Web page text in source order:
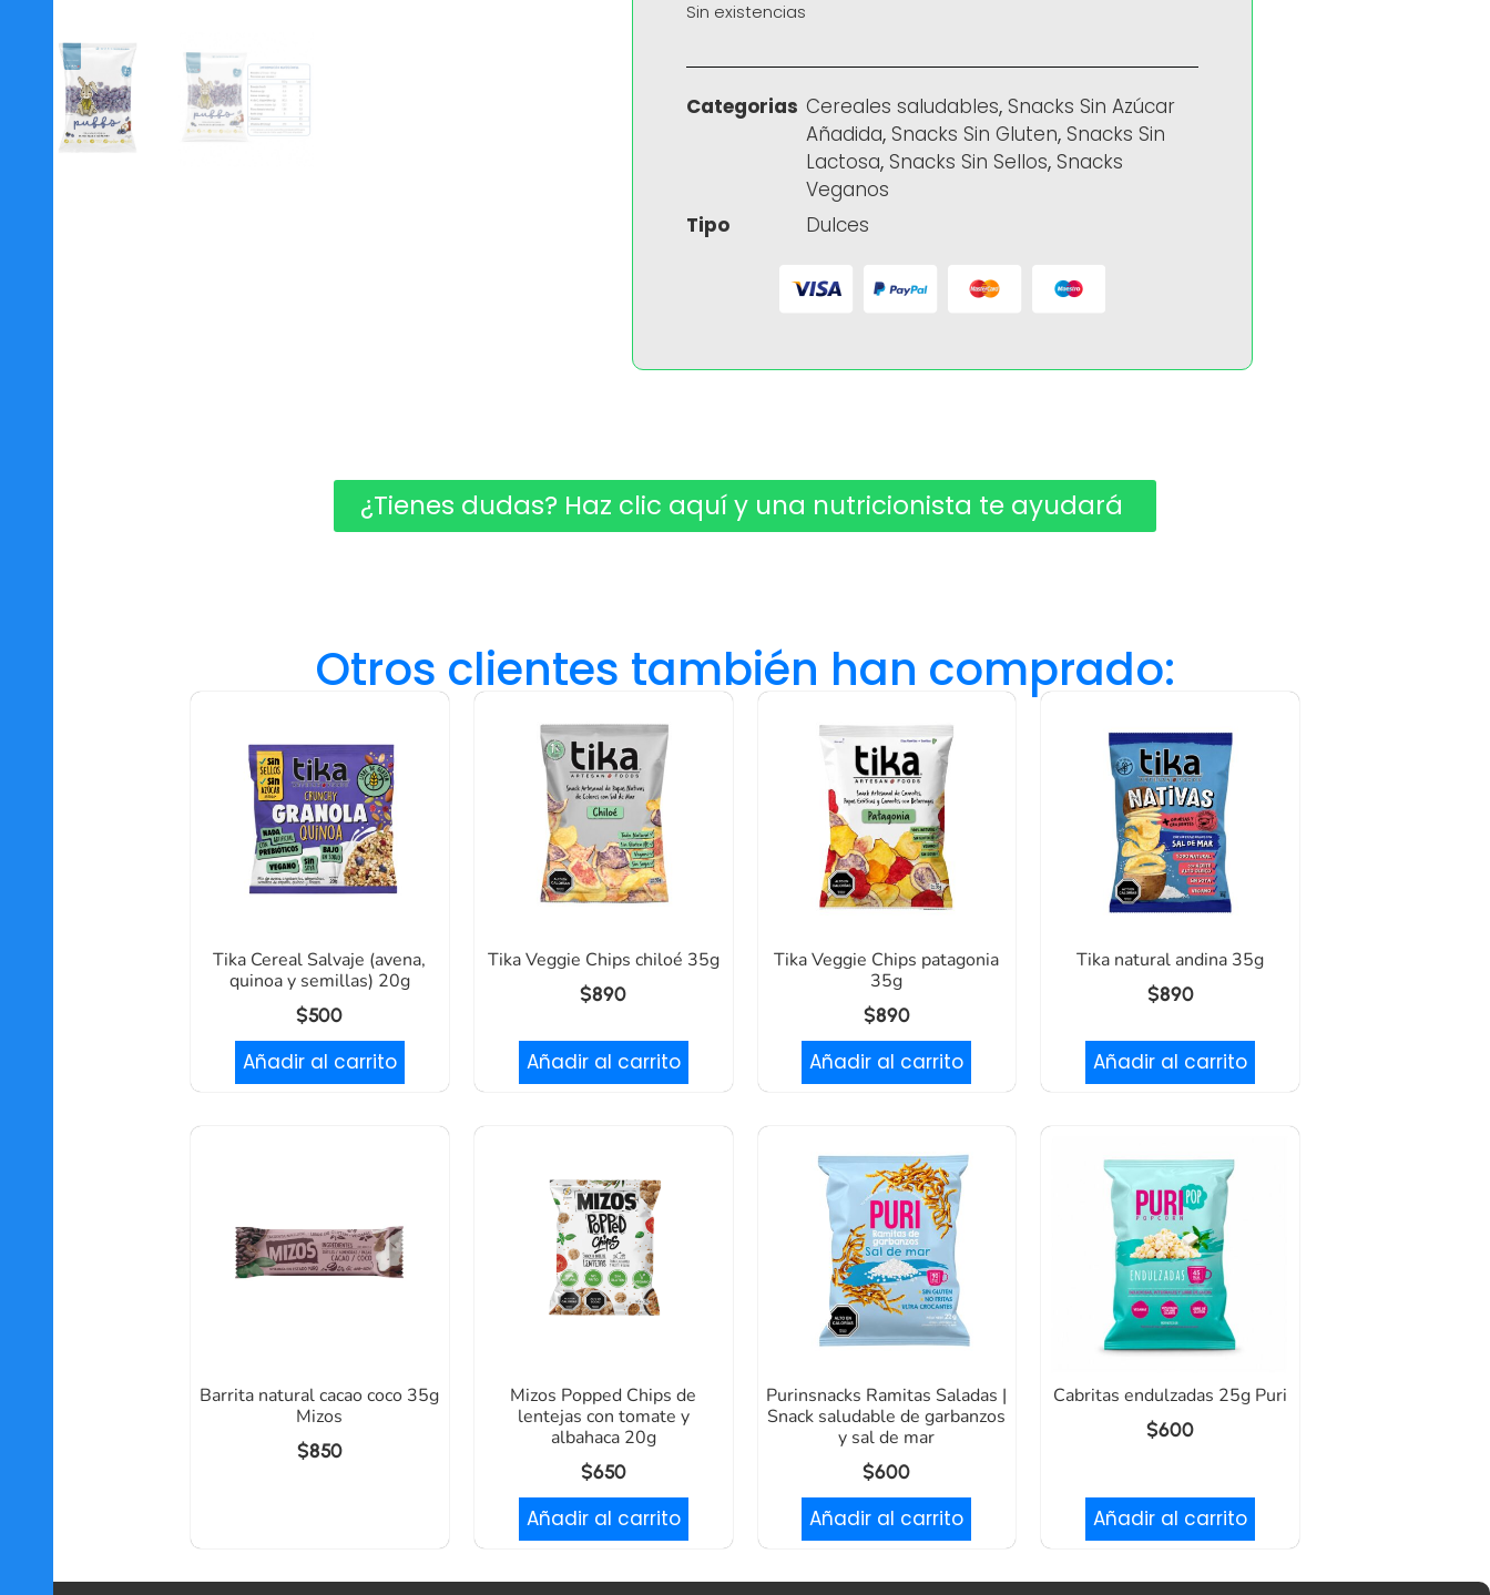
Sin existencias
Categorias Cereales saludables, Snacks Sin Azúcar
Añadida, Snacks Sin Gluten, Snacks Sin
Lactosa, Snacks Sin Sellos, Snacks
Veganos
Tipo
Dulces
¿Tienes dudas? Haz clic aquí y una nutricionista te ayudará ​
Otros clientes también han comprado:
Tika Cereal Salvaje (avena,
quinoa y semillas) 20g
$500
Añadir al carrito
Tika Veggie Chips chiloé 35g
$890
Añadir al carrito
Tika Veggie Chips patagonia
35g
$890
Añadir al carrito
Tika natural andina 35g
$890
Añadir al carrito
Barrita natural cacao coco 35g
Mizos
$850
Mizos Popped Chips de
lentejas con tomate y
albahaca 20g
$650
Añadir al carrito
Purinsnacks Ramitas Saladas |
Snack saludable de garbanzos
y sal de mar
$600
Añadir al carrito
Cabritas endulzadas 25g Puri
$600
Añadir al carrito